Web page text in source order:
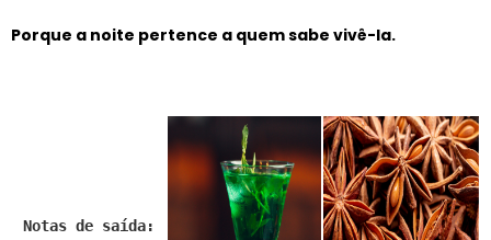
Porque a noite pertence a quem sabe vivê-la.
Notas de saída: